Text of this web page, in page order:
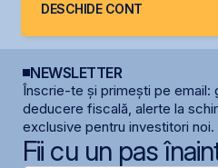
DESCHIDE CONT
NEWSLETTER
Înscrie-te și primești pe email:
deducere fiscală, alerte la
exclusive pentru investitori noi.
Fii cu un pas